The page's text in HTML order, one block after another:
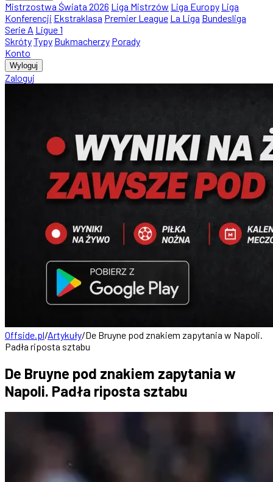
Mistrzostwa Świata 2026 Liga Mistrzów Liga Europy Liga
Konferencji Ekstraklasa Premier League La Liga Bundesliga
Serie A Ligue 1
SkrótyTypy Bukmacherzy Porady
Konto
Wyloguj
Zaloguj
Offside.pl/Artykuły/De Bruyne pod znakiem zapytania w Napoli.
Padła riposta sztabu
De Bruyne pod znakiem zapytania w
Napoli. Padła riposta sztabu